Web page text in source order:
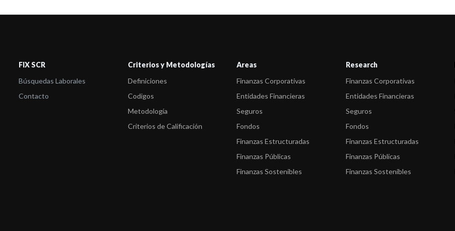
FIX SCR
Búsquedas Laborales
Contacto
Criterios y Metodologías
Definiciones
Codigos
Metodología
Criterios de Calificación
Areas
Finanzas Corporativas
Entidades Financieras
Seguros
Fondos
Finanzas Estructuradas
Finanzas Públicas
Finanzas Sostenibles
Research
Finanzas Corporativas
Entidades Financieras
Seguros
Fondos
Finanzas Estructuradas
Finanzas Públicas
Finanzas Sostenibles